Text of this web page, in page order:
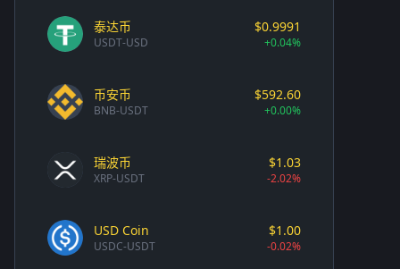
泰达币
USDT-USD
$0.9991
+0.04%
币安币
BNB-USDT
$592.60
+0.00%
瑞波币
XRP-USDT
$1.03
-2.02%
USD Coin
USDC-USDT
$1.00
-0.02%